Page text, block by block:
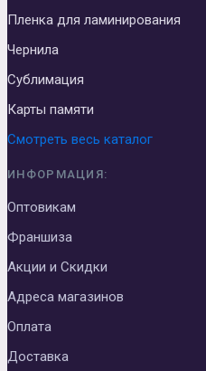
Пленка для ламинирования
Чернила
Сублимация
Карты памяти
Смотреть весь каталог
ИНФОРМАЦИЯ:
Оптовикам
Франшиза
Акции и Скидки
Адреса магазинов
Оплата
Доставка